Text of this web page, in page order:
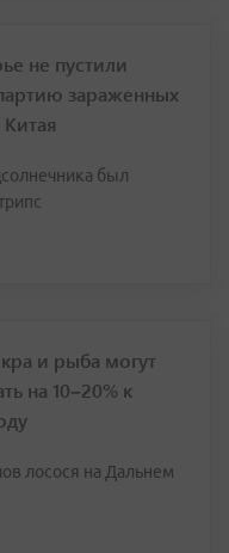
не пустили
зараженных
был
и рыба могут
на 10–20% к
лосося на Дальнем